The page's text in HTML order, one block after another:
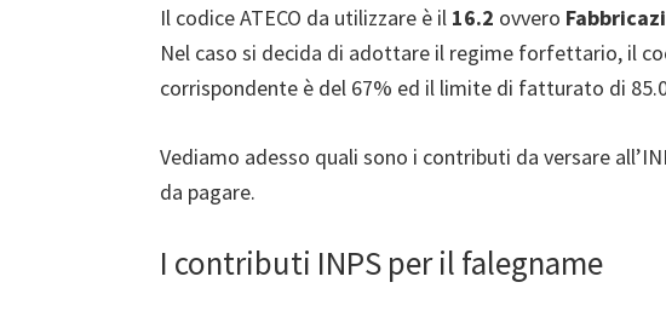
Il codice ATECO da utilizzare è il 16.2 ovvero
Nel caso si decida di adottare il regime forfettario, il
corrispondente è del 67% ed il limite di fatturato di
Vediamo adesso quali sono i contributi da versare
da pagare.
I contributi INPS per il falegname